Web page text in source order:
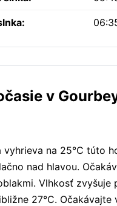
v
vyhrieva na 25°C túto
nad hlavou.
Vlhkosť zvyšuje
27°C. Očakávajte